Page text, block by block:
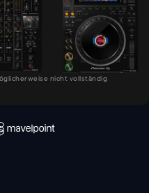
nicht vollständig